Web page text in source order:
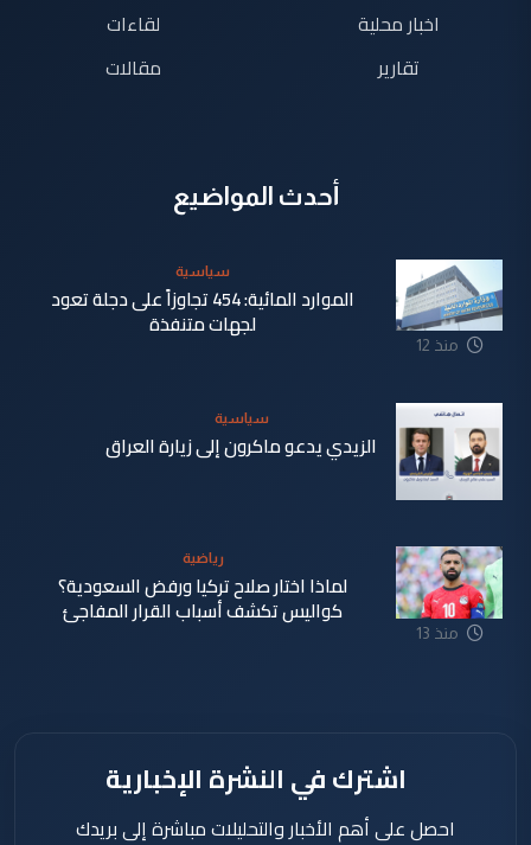
اخبار محلية
تقارير
لقاءات
مقالات
أحدث المواضيع
منذ 12
سياسية
الموارد المائية: 454 تجاوزاً على دجلة تعود
لجهات متنفذة
ساعة
سياسية
الزيدي يدعو ماكرون إلى زيارة العراق
منذ 13
رياضية
لماذا اختار صلاح تركيا ورفض السعودية؟
كواليس تكشف أسباب القرار المفاجئ
اشترك في النشرة الإخبارية
احصل على أهم الأخبار والتحليلات مباشرة إلى بريدك